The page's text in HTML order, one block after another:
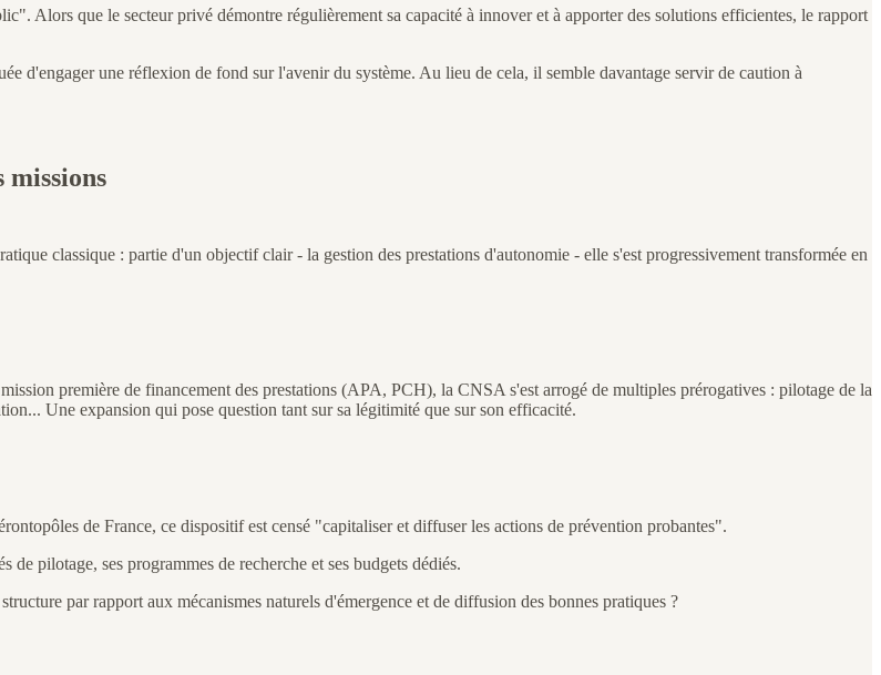
Alors que le secteur privé démontre régulièrement sa capacité à innover et à apporter des solutions efficientes, le rapport
d'engager une réflexion de fond sur l'avenir du système. Au lieu de cela, il semble davantage servir de caution à
classique : partie d'un objectif clair - la gestion des prestations d'autonomie - elle s'est progressivement transformée en
première de financement des prestations (APA, PCH), la CNSA s'est arrogé de multiples prérogatives : pilotage de la
Une expansion qui pose question tant sur sa légitimité que sur son efficacité.
de France, ce dispositif est censé "capitaliser et diffuser les actions de prévention probantes".
pilotage, ses programmes de recherche et ses budgets dédiés.
par rapport aux mécanismes naturels d'émergence et de diffusion des bonnes pratiques ?